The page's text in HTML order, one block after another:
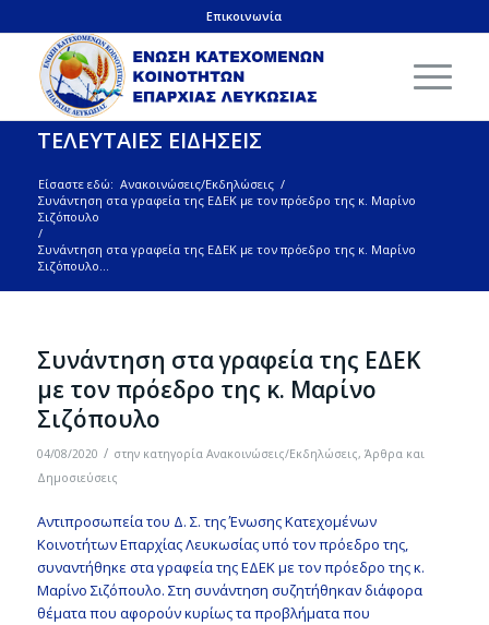
Επικοινωνία
ΤΕΛΕΥΤΑΙΕΣ ΕΙΔΗΣΕΙΣ
Είσαστε εδώ: Ανακοινώσεις/Εκδηλώσεις /
Συνάντηση στα γραφεία της ΕΔΕΚ με τον πρόεδρο της κ. Μαρίνο
Σιζόπουλο
/
Συνάντηση στα γραφεία της ΕΔΕΚ με τον πρόεδρο της κ. Μαρίνο
Σιζόπουλο...
Συνάντηση στα γραφεία της ΕΔΕΚ
με τον πρόεδρο της κ. Μαρίνο
Σιζόπουλο
04/08/2020 / στην κατηγορία Ανακοινώσεις/Εκδηλώσεις, Άρθρα και
Δημοσιεύσεις
Αντιπροσωπεία του Δ. Σ. της Ένωσης Κατεχομένων
Κοινοτήτων Επαρχίας Λευκωσίας υπό τον πρόεδρο της,
συναντήθηκε στα γραφεία της ΕΔΕΚ με τον πρόεδρο της κ.
Μαρίνο Σιζόπουλο. Στη συνάντηση συζητήθηκαν διάφορα
θέματα που αφορούν κυρίως τα προβλήματα που